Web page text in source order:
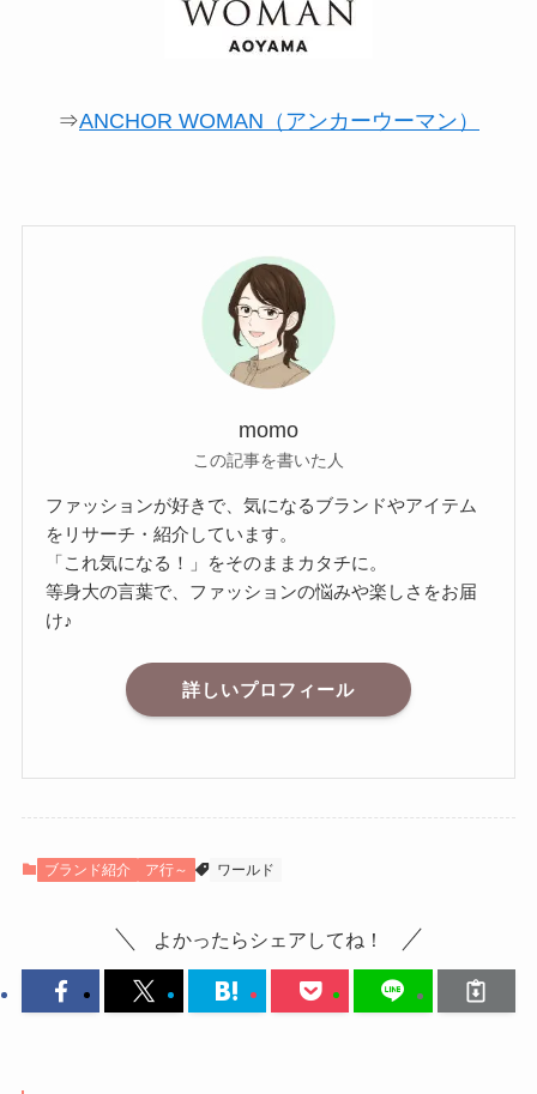
⇒ANCHOR WOMAN（アンカーウーマン）
momo
この記事を書いた人
ファッションが好きで、気になるブランドやアイテム
をリサーチ・紹介しています。
「これ気になる！」をそのままカタチに。
等身大の言葉で、ファッションの悩みや楽しさをお届
け♪
詳しいプロフィール
ブランド紹介 ア行～ ワールド
よかったらシェアしてね！